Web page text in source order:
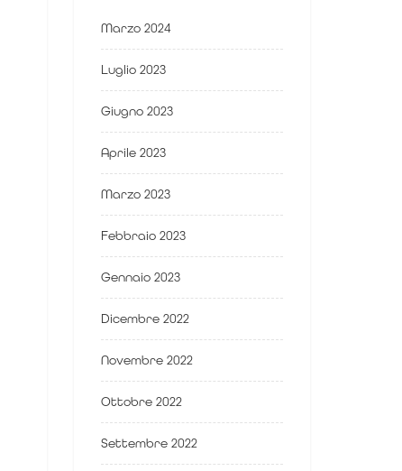
Marzo 2024
Luglio 2023
Giugno 2023
Aprile 2023
Marzo 2023
Febbraio 2023
Gennaio 2023
Dicembre 2022
Novembre 2022
Ottobre 2022
Settembre 2022